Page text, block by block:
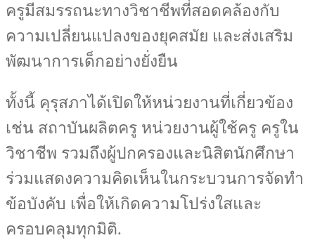
ครูมีสมรรถนะทางวิชาชีพที่สอดคล้องกับ
ความเปลี่ยนแปลงของยุคสมัย และส่งเสริม
พัฒนาการเด็กอย่างยั่งยืน
ทั้งนี้ คุรุสภาได้เปิดให้หน่วยงานที่เกี่ยวข้อง
เช่น สถาบันผลิตครู หน่วยงานผู้ใช้ครู ครูใน
วิชาชีพ รวมถึงผู้ปกครองและนิสิตนักศึกษา
ร่วมแสดงความคิดเห็นในกระบวนการจัดทำ
ข้อบังคับ เพื่อให้เกิดความโปร่งใสและ
ครอบคลุมทุกมิติ.